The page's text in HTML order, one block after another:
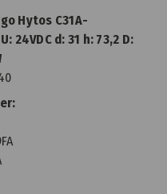
Hytos C31A-
24VDC d: 31 h: 73,2 D: